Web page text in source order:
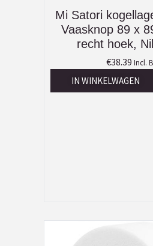
Mi Satori
Vaasknop 89 x
recht hoek,
€38.39 Incl.
IN WINKELWAGEN